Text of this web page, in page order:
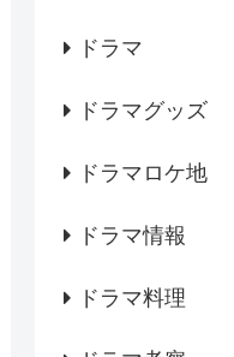
ドラマ
ドラマグッズ
ドラマロケ地
ドラマ情報
ドラマ料理